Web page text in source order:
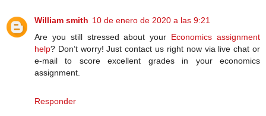
William smith 10 de enero de 2020 a las 9:21
Are you still stressed about your Economics assignment
help? Don’t worry! Just contact us right now via live chat or
e-mail to score excellent grades in your economics
assignment.
Responder